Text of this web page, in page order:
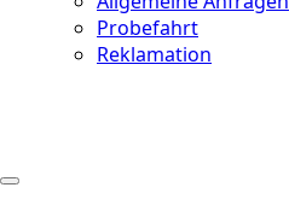
Probefahrt
Reklamation